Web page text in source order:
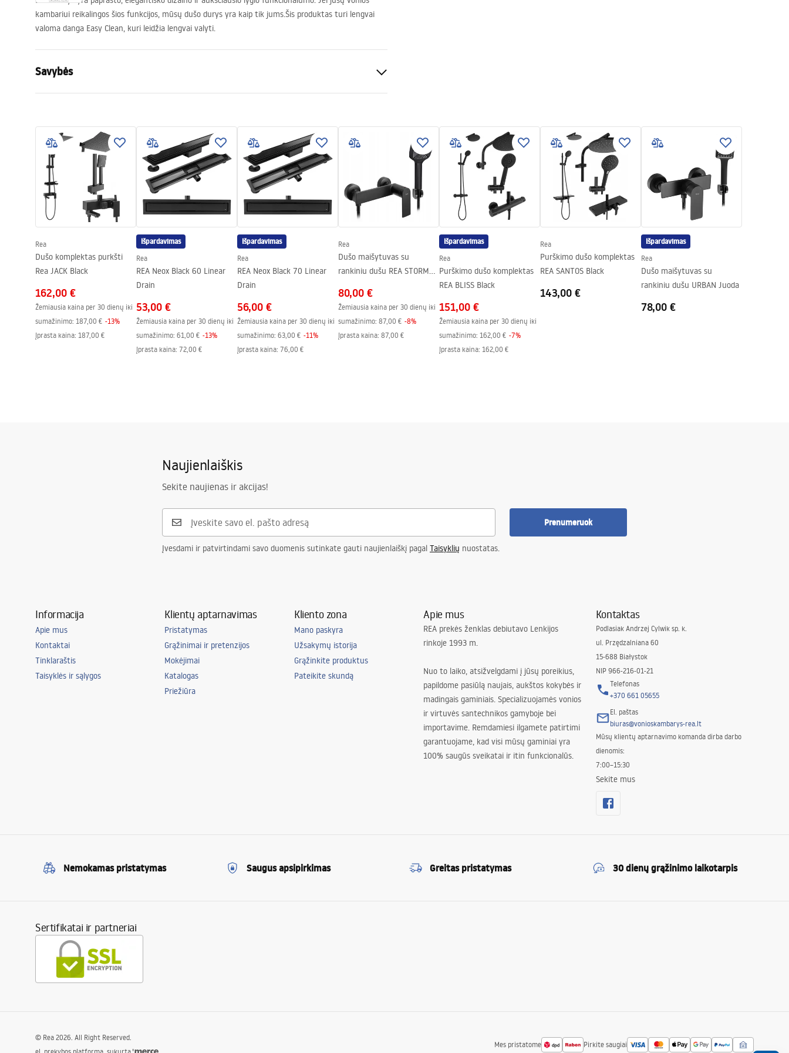
kambariui reikalingos šios funkcijos, mūsų dušo durys yra kaip tik jums.Šis produktas turi lengvai
valoma danga Easy Clean, kuri leidžia lengvai valyti.
Savybės
Durų kryptis
Universalus
Stiklo storis
6 mm
Dušo durų aukštis
cm
Įėjimo plotis
Profilio medžiaga
Aliuminis
Aliuminis
Atidarymo kryptis
„Easy Clean“ danga
Taip, vienoje stiklo pusėje
Apdailos profiliai
Juodas
Profilių reguliavimas
Pridedamas tarpiklių rinkinys
Taip
Galima montuoti be dušo padėklo
Rea
Dušo komplektas purkšti
Rea JACK Black
162,00 €
Žemiausia kaina per 30 dienų iki
sumažinimo: 187,00 € -13%
Įprasta kaina: 187,00 €
Išpardavimas
Rea
REA Neox Black 60 Linear
Drain
53,00 €
Žemiausia kaina per 30 dienų iki
sumažinimo: 61,00 € -13%
Įprasta kaina: 72,00 €
Išpardavimas
Rea
REA Neox Black 70 Linear
Drain
56,00 €
Žemiausia kaina per 30 dienų iki
sumažinimo: 63,00 € -11%
Įprasta kaina: 76,00 €
Rea
Dušo maišytuvas su
rankiniu dušu REA STORM
80,00 €
Žemiausia kaina per 30 dienų iki
sumažinimo: 87,00 € -8%
Įprasta kaina: 87,00 €
Išpardavimas
Rea
Purškimo dušo komplektas
REA BLISS Black
151,00 €
Žemiausia kaina per 30 dienų iki
sumažinimo: 162,00 € -7%
Įprasta kaina: 162,00 €
Rea
Purškimo dušo komplektas
REA SANTOS Black
143,00 €
Išpardavimas
Rea
Dušo maišytuvas su
rankiniu dušu URBAN Juoda
78,00 €
Naujienlaiškis
Sekite naujienas ir akcijas!
Prenumeruok
Įvesdami ir patvirtindami savo duomenis sutinkate gauti naujienlaiškį pagal Taisyklių nuostatas.
Informacija
Apie mus
Kontaktai
Tinklaraštis
Taisyklės ir sąlygos
Klientų aptarnavimas
Pristatymas
Grąžinimai ir pretenzijos
Mokėjimai
Katalogas
Priežiūra
Kliento zona
Mano paskyra
Užsakymų istorija
Grąžinkite produktus
Pateikite skundą
Apie mus
REA prekės ženklas debiutavo Lenkijos
rinkoje 1993 m.
Nuo to laiko, atsižvelgdami į jūsų poreikius,
papildome pasiūlą naujais, aukštos kokybės ir
madingais gaminiais. Specializuojamės vonios
ir virtuvės santechnikos gamyboje bei
importavime. Remdamiesi ilgamete patirtimi
garantuojame, kad visi mūsų gaminiai yra
100% saugūs sveikatai ir itin funkcionalūs.
Kontaktas
Podlasiak Andrzej Cylwik sp. k.
ul. Przędzalniana 60
15-688 Białystok
NIP 966-216-01-21
Telefonas
+370 661 05655
El. paštas
biuras@vonioskambarys-rea.lt
Mūsų klientų aptarnavimo komanda dirba darbo
dienomis:
7:00–15:30
Sekite mus
Nemokamas pristatymas Saugus apsipirkimas Greitas pristatymas 30 dienų grąžinimo laikotarpis
Sertifikatai ir partneriai
Mes pristatome Pirkite saugiai
© Rea 2026. All Right Reserved.